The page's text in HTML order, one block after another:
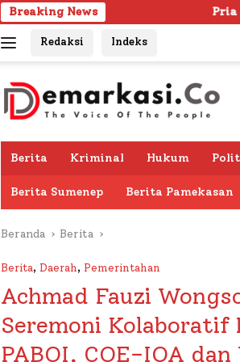
Breaking NewsPria Lanjut Usia
Redaksi Indeks
Berita Kriminal Hukum
Berita Sumenep Berita Pamekasan
Beranda Berita
Berita, Daerah, Pemerintahan
Achmad Fauzi
Seremoni Kolaboratif
PABOI, COE-IOA dan